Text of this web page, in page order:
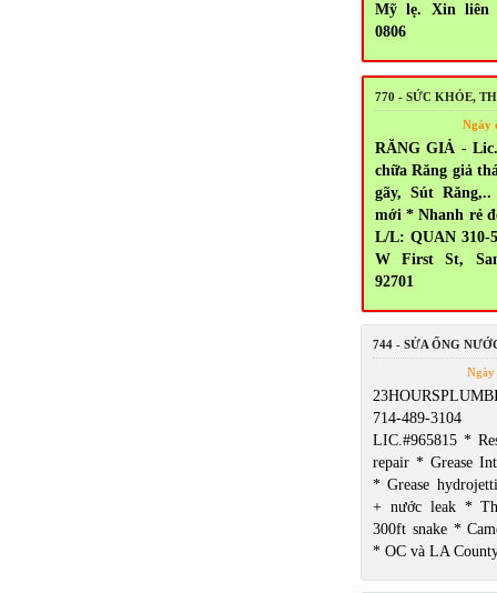
Mỹ lẹ. Xin liên
0806
770 - SỨC KHỎE,
Ngày
RĂNG GIẢ -
chữa Răng giả
gãy, Sút
mới * Nhanh rẻ
L/L: QUAN 310-
W First St,
92701
744 - SỬA ỐNG
Ngày
714-489-3104
LIC.#965815 *
repair * Grease
* Grease
+ nước leak *
300ft snake *
* OC và LA